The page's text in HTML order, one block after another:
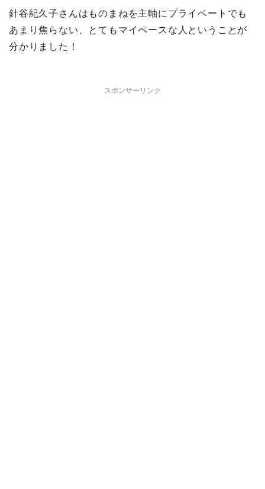
針谷紀久子さんはものまねを主軸にプライベートでも
あまり焦らない、とてもマイペースな人ということが
分かりました！
スポンサーリンク